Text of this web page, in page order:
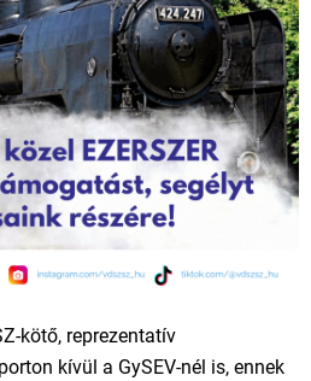
kötő, reprezentatív
kívül a GySEV-nél is, ennek